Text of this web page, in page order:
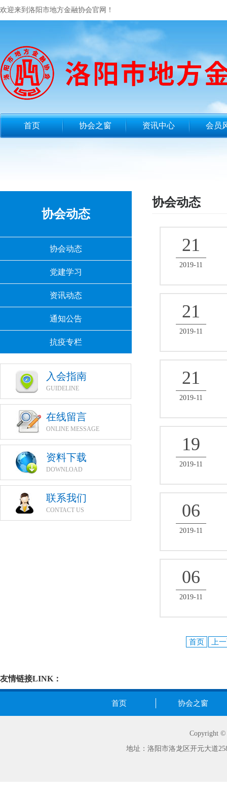
欢迎来到洛阳市地方金融协会官网！
首页 协会之窗 资讯中心 会员
协会动态
协会动态
党建学习
资讯动态
通知公告
抗疫专栏
入会指南
GUIDELINE
在线留言
ONLINE MESSAGE
资料下载
DOWNLOAD
联系我们
CONTACT US
协会动态
21
2019-11
21
2019-11
21
2019-11
19
2019-11
06
2019-11
06
2019-11
首页 上
友情链接LINK：
首页 协会之窗
Copyright
地址：洛阳市洛龙区开元大道